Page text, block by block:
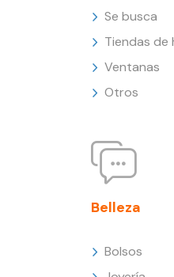
Se busca
Tiendas de
Ventanas
Otros
Belleza
Bolsos